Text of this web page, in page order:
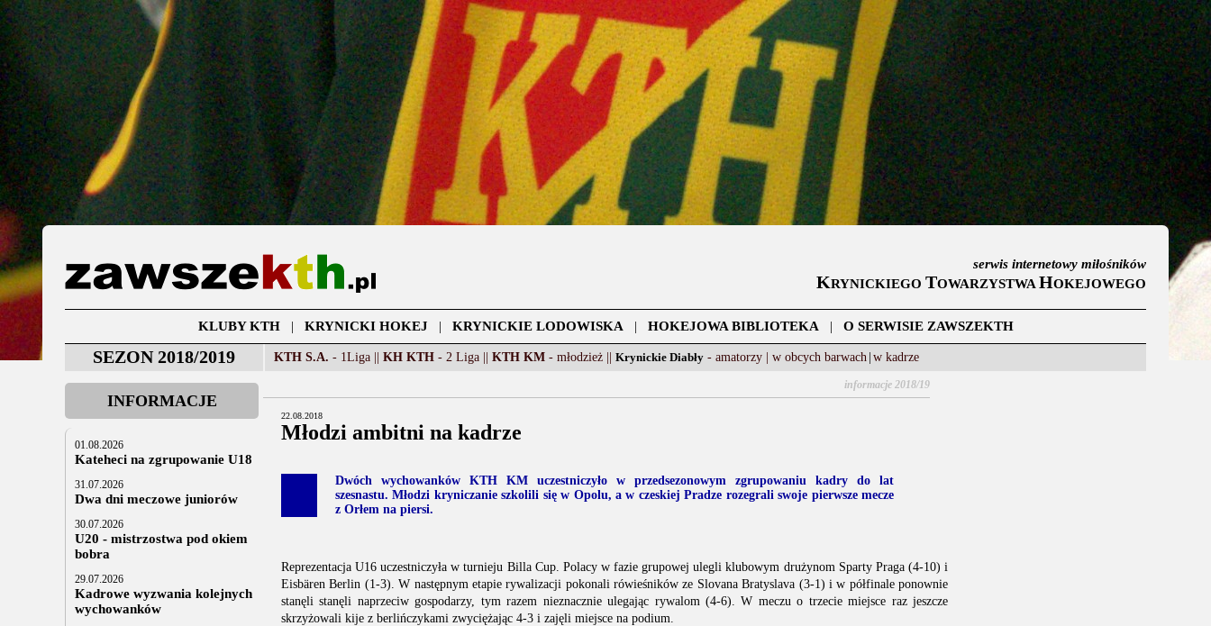
serwis internetowy miłośników
KRYNICKIEGO TOWARZYSTWA HOKEJOWEGO
KLUBY KTH| KRYNICKI HOKEJ | KRYNICKIE LODOWISKA | HOKEJOWA BIBLIOTEKA | O SERWISIE ZAWSZEKTH
SEZON 2018/2019 KTH S.A. - 1Liga || KH KTH - 2 Liga || KTH KM - młodzież || Krynickie Diabły - amatorzy | w obcych barwach w kadrze
INFORMACJE
01.08.2026
Kateheci na zgrupowanie U18
31.07.2026
Dwa dni meczowe juniorów
30.07.2026
U20 - mistrzostwa pod okiem
bobra
29.07.2026
Kadrowe wyzwania kolejnych
wychowanków
informacje 2018/19
22.08.2018
Młodzi ambitni na kadrze
Dwóch wychowanków KTH KM uczestniczyło w przedsezonowym zgrupowaniu kadry do lat
szesnastu. Młodzi kryniczanie szkolili się w Opolu, a w czeskiej Pradze rozegrali swoje pierwsze mecze
z Orłem na piersi.
Reprezentacja U16 uczestniczyła w turnieju Billa Cup. Polacy w fazie grupowej ulegli klubowym drużynom Sparty Praga (4-10) i
Eisbären Berlin (1-3). W następnym etapie rywalizacji pokonali rówieśników ze Slovana Bratyslava (3-1) i w półfinale ponownie
stanęli stanęli naprzeciw gospodarzy, tym razem nieznacznie ulegając rywalom (4-6). W meczu o trzecie miejsce raz jeszcze
skrzyżowali kije z berlińczykami zwyciężając 4-3 i zajęli miejsce na podium.